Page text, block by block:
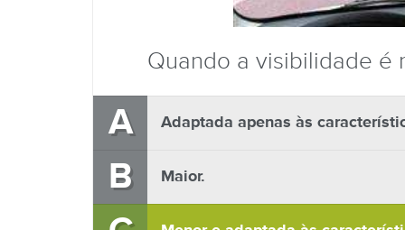
Quando a visibilidade é
A Adaptada apenas às
B Maior.